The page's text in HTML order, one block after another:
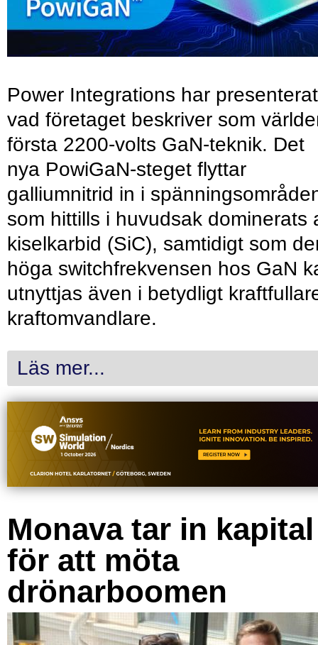
Power Integrations har presenterat
vad företaget beskriver som
första 2200-volts GaN-teknik. Det
nya PowiGaN-steget flyttar
galliumnitrid in i
som hittills i huvudsak dominerats
kiselkarbid (SiC), samtidigt som
höga switchfrekvensen hos GaN
utnyttjas även i betydligt
kraftomvandlare.
Läs mer...
Monava tar in kapital
för att möta
drönarboomen